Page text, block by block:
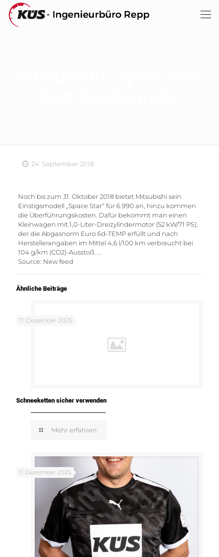
24. September 2018
Noch bis zum 31. Oktober 2018 bietet Mitsubishi sein
Einstigsmodell „Space Star“ für 6.990 an, hinzu kommen
die Überführungskosten. Dafür bekommt man einen
Kleinwagen mit 1,0-Liter-Dreizylindermotor (52 kW/71 PS),
der die Abgasnorm Euro 6d-TEMP erfüllt und nach
Herstellerangaben im Mittel 4,6 l/100 km verbraucht bei
104 g/km (CO2)-Ausstoß. …
Source: New feed
Ähnliche Beiträge
17. Dezember 2025
Schneeketten sicher verwenden
Mehr erfahren
11. Dezember 2025